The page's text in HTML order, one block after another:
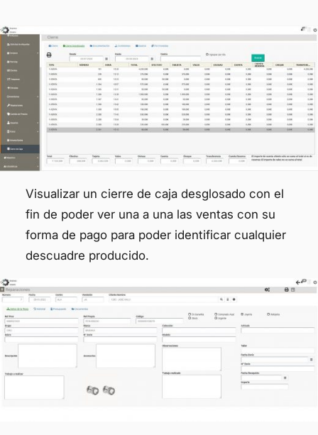
Visualizar un cierre de caja desglosado con el
fin de poder ver una a una las ventas con su
forma de pago para poder identificar cualquier
descuadre producido.